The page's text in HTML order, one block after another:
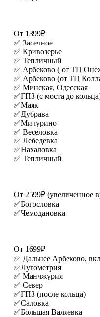
От 1399₽
✅ Засечное
✅ Кривозерье
✅ Тепличный
✅ Арбеково ( от ТЦ
✅ Арбеково (от ТЦ
✅ Минская, Одесская
✅ГПЗ (с моста до
✅Маяк
✅Дубрава
✅Мичурино
✅ Веселовка
✅ Лебедевка
✅Нахаловка
✅ Тепличный
От 2599₽ (увеличенное
✅Богословка
✅Чемодановка
От 1699₽
✅ Дальнее Арбеково,
✅Лугометрия
✅ Манчжурия
✅ Север
✅ГПЗ (после кольца)
✅Саловка
✅Большая Валяевка